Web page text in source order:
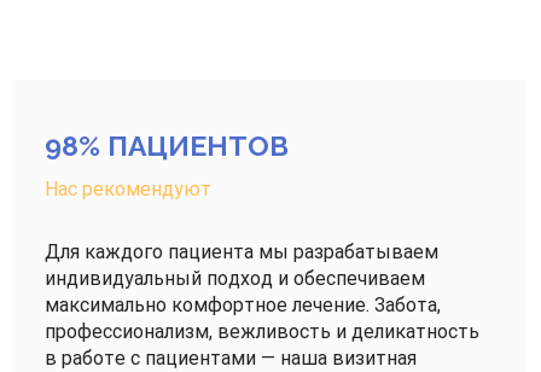
98% ПАЦИЕНТОВ
Нас рекомендуют
Для каждого пациента мы разрабатываем
индивидуальный подход и обеспечиваем
максимально комфортное лечение. Забота,
профессионализм, вежливость и деликатность
в работе с пациентами — наша визитная